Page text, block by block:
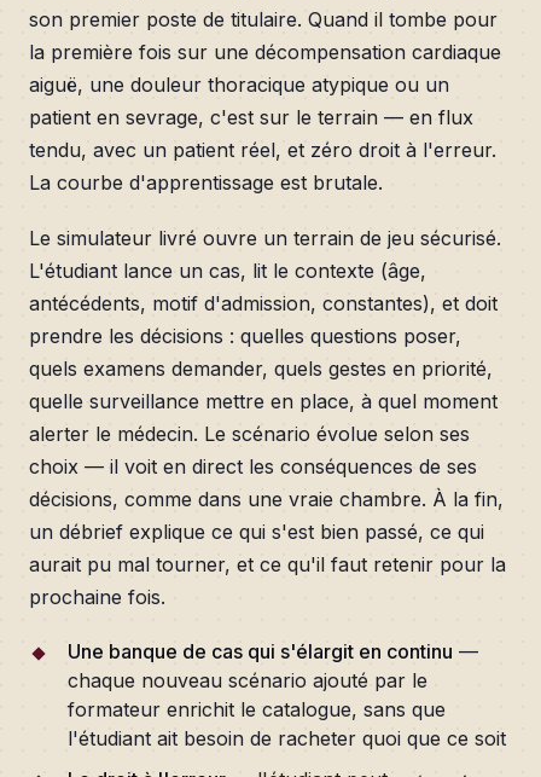
son premier poste de titulaire. Quand il tombe pour
la première fois sur une décompensation cardiaque
aiguë, une douleur thoracique atypique ou un
patient en sevrage, c'est sur le terrain — en flux
tendu, avec un patient réel, et zéro droit à l'erreur.
La courbe d'apprentissage est brutale.
Le simulateur livré ouvre un terrain de jeu sécurisé.
L'étudiant lance un cas, lit le contexte (âge,
antécédents, motif d'admission, constantes), et doit
prendre les décisions : quelles questions poser,
quels examens demander, quels gestes en priorité,
quelle surveillance mettre en place, à quel moment
alerter le médecin. Le scénario évolue selon ses
choix — il voit en direct les conséquences de ses
décisions, comme dans une vraie chambre. À la fin,
un débrief explique ce qui s'est bien passé, ce qui
aurait pu mal tourner, et ce qu'il faut retenir pour la
prochaine fois.
Une banque de cas qui s'élargit en continu —
chaque nouveau scénario ajouté par le
formateur enrichit le catalogue, sans que
l'étudiant ait besoin de racheter quoi que ce soit